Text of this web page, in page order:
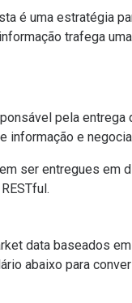
é uma estratégia
trafega
pela entrega
informação e
ser entregues em
RESTful.
data baseados
abaixo para